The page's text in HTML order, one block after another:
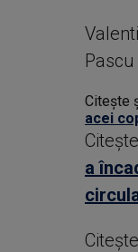
Citește
acei
a